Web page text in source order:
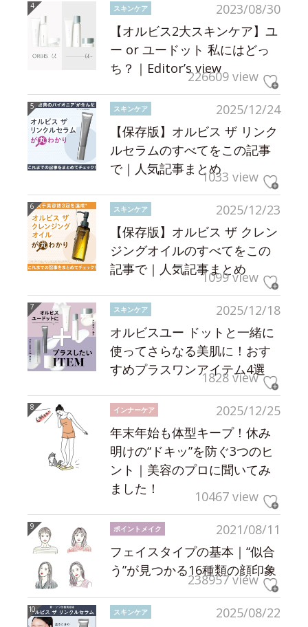
2023/08/30
スキンケア
【オルビス2大スキンケア】ユ
ー or ユードット 私にはどっ
ち？｜Editor’s view226609 view
2025/12/24
スキンケア
【保存版】オルビス ザ リンク
ルセラムのすべてをこの記事
で｜人気記事まとめ1033 view
2025/12/23
スキンケア
【保存版】オルビス ザ クレン
ジングオイルのすべてをこの
記事で｜人気記事まとめ
1099 view
2025/12/18
スキンケア
オルビスユー ドットと一緒に
使ってさらなる美肌に！おす
すめプラスワンアイテム4選
1828 view
2025/12/25
インナーケア
年末年始も体型キープ！休み
明けの“ドキッ”を防ぐ3つのヒ
ント｜美容のプロに聞いてみ
ました！
10467 view
2021/08/11
ポイントメイク
フェイスタイプの基本｜“似合
う”が見つかる16種類の顔印象
238957 view
2025/08/22
スキンケア